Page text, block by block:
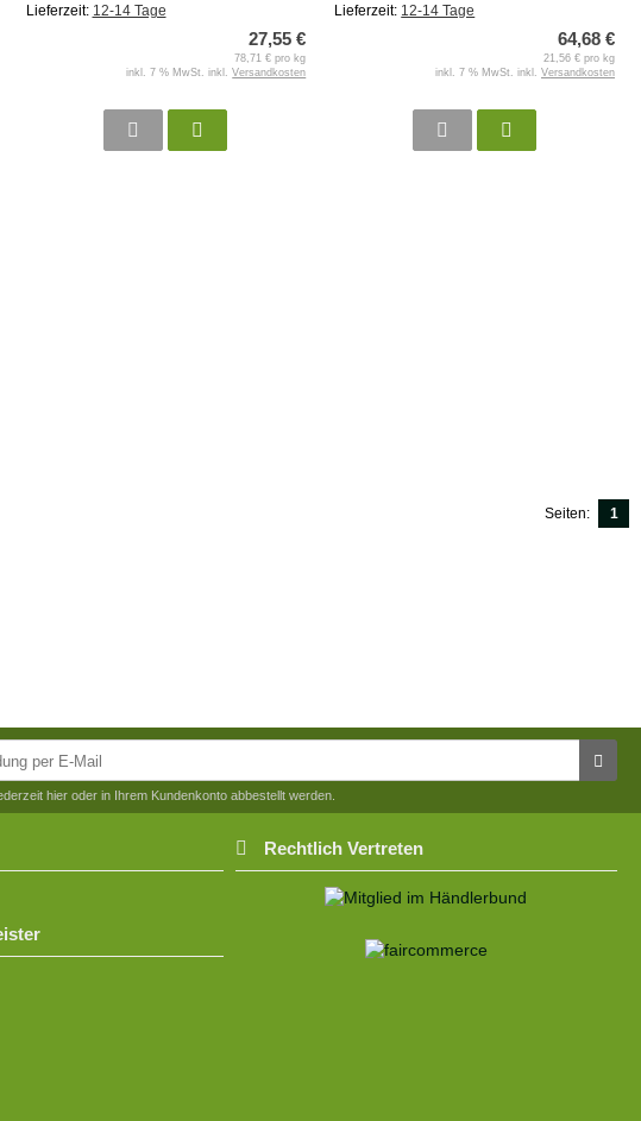
Lieferzeit: 12-14 Tage
27,55 €
78,71 € pro kg
inkl. 7 % MwSt. inkl.Versandkosten
Lieferzeit: 12-14 Tage
64,68 €
21,56 € pro kg
inkl. 7 % MwSt. inkl. Versandkosten
Seiten: 1
hier oder in Ihrem Kundenkonto abbestellt werden.
Rechtlich Vertreten